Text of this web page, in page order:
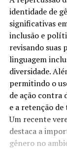
identidade de
significativas
inclusão e
revisando suas
linguagem
diversidade.
permitindo o
de ação contra
e a retenção
Um recente
destaca a
gênero no